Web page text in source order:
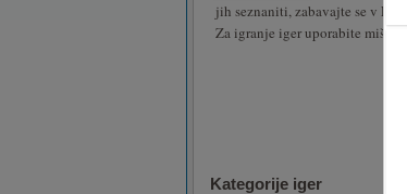
jih seznaniti, zabavajte se v
Za igranje iger uporabite miško.
Kategorije iger